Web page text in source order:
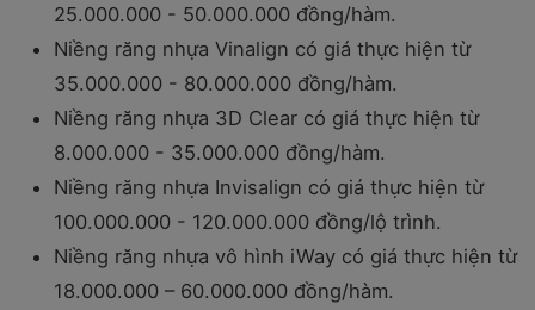
25.000.000 - 50.000.000 đồng/hàm.
Niềng răng nhựa Vinalign có giá thực hiện từ
35.000.000 - 80.000.000 đồng/hàm.
Niềng răng nhựa 3D Clear có giá thực hiện từ
8.000.000 - 35.000.000 đồng/hàm.
Niềng răng nhựa Invisalign có giá thực hiện từ
100.000.000 - 120.000.000 đồng/lộ trình.
Niềng răng nhựa vô hình iWay có giá thực hiện từ
18.000.000 – 60.000.000 đồng/hàm.